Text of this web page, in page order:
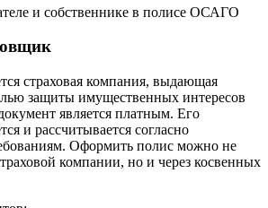
страховая компания, выдающая
защиты имущественных интересов
является платным. Его
и рассчитывается согласно
Оформить полис можно не
компании, но и через косвенных